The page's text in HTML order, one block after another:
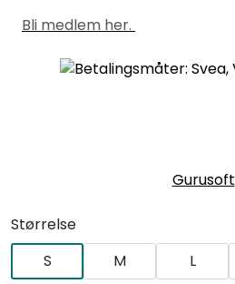
Bli medlem her.
Gurusoft
Størrelse
S
M L